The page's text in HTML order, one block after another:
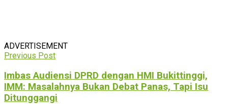
ADVERTISEMENT
Previous Post
Imbas Audiensi DPRD dengan HMI Bukittinggi,
IMM: Masalahnya Bukan Debat Panas, Tapi Isu
Ditunggangi